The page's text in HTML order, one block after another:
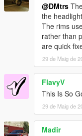
@DMtrs
the
The rims
rather than
are quick
29 de Maig de
FlavyV
This Is So
29 de Maig de
Madir